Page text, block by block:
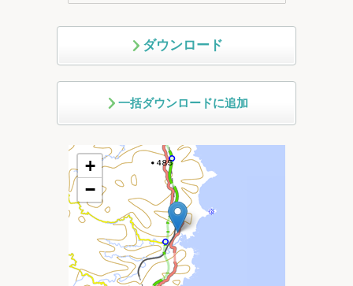
ダウンロード
一括ダウンロードに追加
+
−